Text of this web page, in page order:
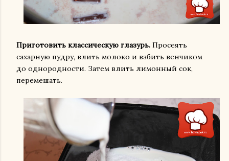
Приготовить классическую глазурь. Просеять
сахарную пудру, влить молоко и взбить венчиком
до однородности. Затем влить лимонный сок,
перемешать.